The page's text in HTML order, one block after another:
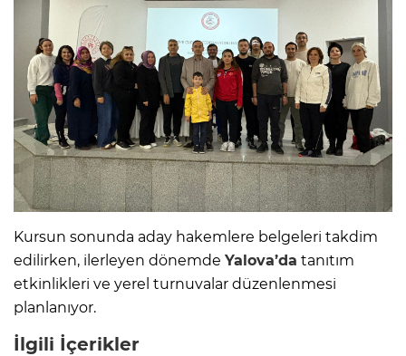
Kursun sonunda aday hakemlere belgeleri takdim
edilirken, ilerleyen dönemde Yalova’da tanıtım
etkinlikleri ve yerel turnuvalar düzenlenmesi
planlanıyor.
İlgili İçerikler